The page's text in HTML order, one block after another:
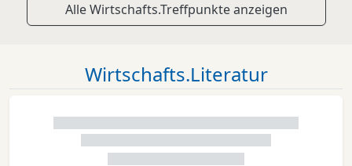
Alle Wirtschafts.Treffpunkte anzeigen
Wirtschafts.Literatur